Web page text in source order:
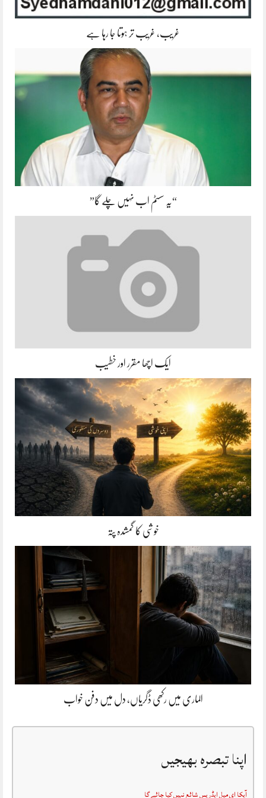
غریب، غریب تر ہوتا جا رہا ہے
“یہ سسٹم اب نہیں چلے گا”
ایک اچھا مقرر اور خطیب
خوشی کا گمشدہ پتہ
الماری میں رکھی ڈگریاں، دل میں دفن خواب
اپنا تبصرہ بھیجیں
آپکا ای میل ایڈریس شائع نہیں کیا جائے گا